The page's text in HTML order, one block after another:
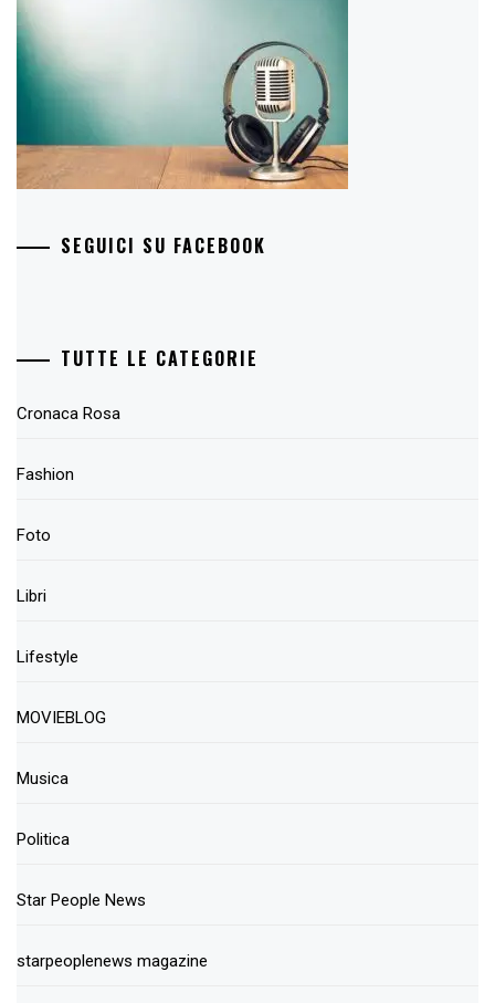
SEGUICI SU FACEBOOK
TUTTE LE CATEGORIE
Cronaca Rosa
Fashion
Foto
Libri
Lifestyle
MOVIEBLOG
Musica
Politica
Star People News
starpeoplenews magazine